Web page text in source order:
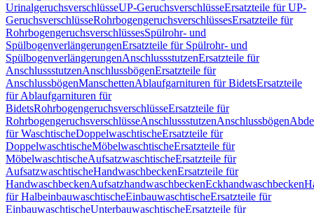
UrinalgeruchsverschlüsseUP-GeruchsverschlüsseErsatzteile für UP-
GeruchsverschlüsseRohrbogengeruchsverschlüssesErsatzteile für
RohrbogengeruchsverschlüssesSpülrohr- und
SpülbogenverlängerungenErsatzteile für Spülrohr- und
SpülbogenverlängerungenAnschlussstutzenErsatzteile für
AnschlussstutzenAnschlussbögenErsatzteile für
AnschlussbögenManschettenAblaufgarnituren für BidetsErsatzteile
für Ablaufgarnituren für
BidetsRohrbogengeruchsverschlüsseErsatzteile für
RohrbogengeruchsverschlüsseAnschlussstutzenAnschlussbögen
für WaschtischeDoppelwaschtischeErsatzteile für
DoppelwaschtischeMöbelwaschtischeErsatzteile für
MöbelwaschtischeAufsatzwaschtischeErsatzteile für
AufsatzwaschtischeHandwaschbeckenErsatzteile für
HandwaschbeckenAufsatzhandwaschbeckenEckhandwaschbecken
für HalbeinbauwaschtischeEinbauwaschtischeErsatzteile für
EinbauwaschtischeUnterbauwaschtischeErsatzteile für